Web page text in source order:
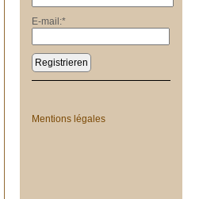
E-mail:*
Registrieren
Mentions légales